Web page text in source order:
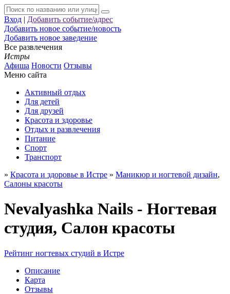
Вход | Добавить событие/адрес
Добавить новое событие/новость
Добавить новое заведение
Все развлечения
Истры
Афиша Новости Отзывы
Меню сайта
Активный отдых
Для детей
Для друзей
Красота и здоровье
Отдых и развлечения
Питание
Спорт
Транспорт
» Красота и здоровье в Истре » Маникюр и ногтевой дизайн,
Салоны красоты
Nevalyashka Nails - Ногтевая
студия, Салон красоты
Рейтинг ногтевых студий в Истре
Описание
Карта
Отзывы